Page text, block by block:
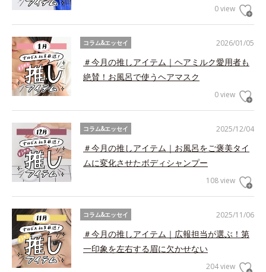
0 view
2026/01/05
コラム&エッセイ
＃今月の推しアイテム｜ヘアミルク愛用者も
絶賛！お風呂で使うヘアマスク
0 view
2025/12/04
コラム&エッセイ
＃今月の推しアイテム｜お風呂をご褒美タイ
ムに変化させたボディシャンプー
108 view
2025/11/06
コラム&エッセイ
＃今月の推しアイテム｜広報担当が選ぶ！第
一印象を左右する眉に欠かせない
204 view